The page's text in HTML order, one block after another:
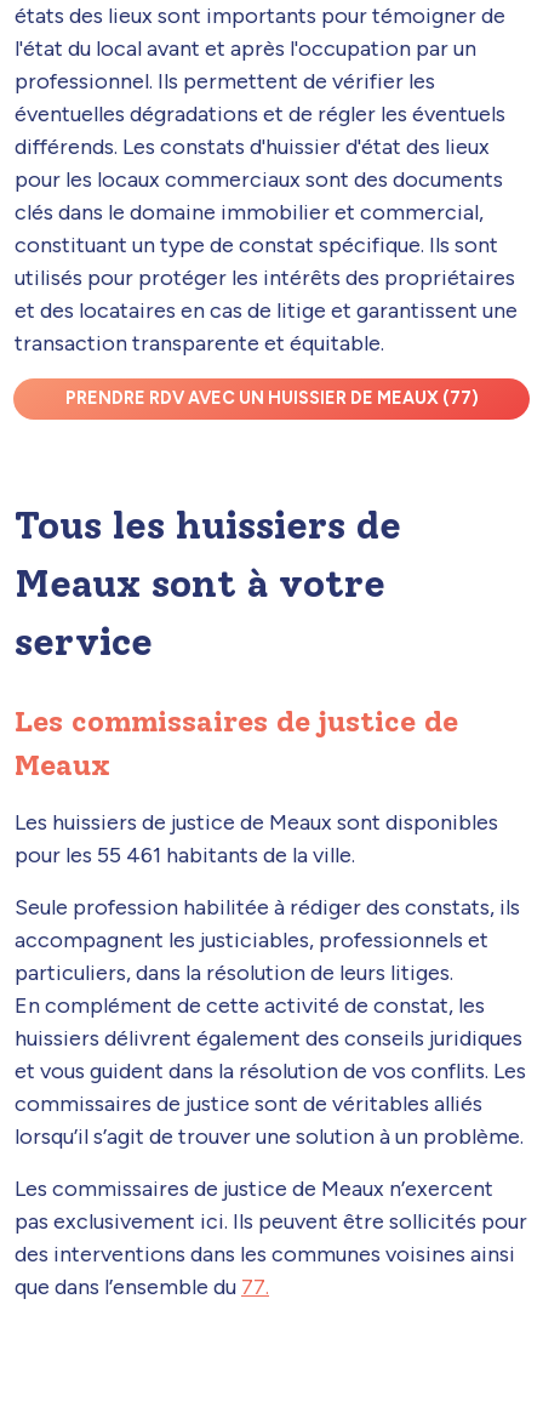
états des lieux sont importants pour témoigner de
l'état du local avant et après l'occupation par un
professionnel. Ils permettent de vérifier les
éventuelles dégradations et de régler les éventuels
différends. Les constats d'huissier d'état des lieux
pour les locaux commerciaux sont des documents
clés dans le domaine immobilier et commercial,
constituant un type de constat spécifique. Ils sont
utilisés pour protéger les intérêts des propriétaires
et des locataires en cas de litige et garantissent une
transaction transparente et équitable.
PRENDRE RDV AVEC UN HUISSIER DE MEAUX (77)
Tous les huissiers de
Meaux sont à votre
service
Les commissaires de justice de
Meaux
Les huissiers de justice de Meaux sont disponibles
pour les 55 461 habitants de la ville.
Seule profession habilitée à rédiger des constats, ils
accompagnent les justiciables, professionnels et
particuliers, dans la résolution de leurs litiges.
En complément de cette activité de constat, les
huissiers délivrent également des conseils juridiques
et vous guident dans la résolution de vos conflits. Les
commissaires de justice sont de véritables alliés
lorsqu’il s’agit de trouver une solution à un problème.
Les commissaires de justice de Meaux n’exercent
pas exclusivement ici. Ils peuvent être sollicités pour
des interventions dans les communes voisines ainsi
que dans l’ensemble du 77.